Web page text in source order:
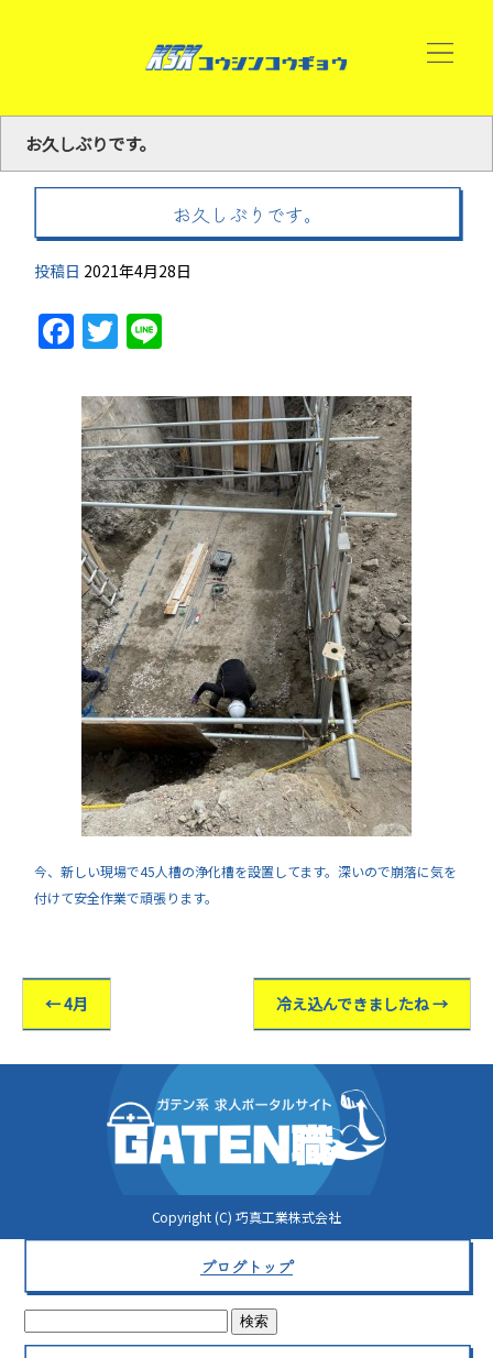
お久しぶりです。
お久しぶりです。
投稿日 2021年4月28日
Facebook
Twitter
今、新しい現場で45人槽の浄化槽を設置してます。深いので崩落に気を
付けて安全作業で頑張ります。
←4月 冷え込んできましたね→
Copyright (C) 巧真工業株式会社
ブログトップ